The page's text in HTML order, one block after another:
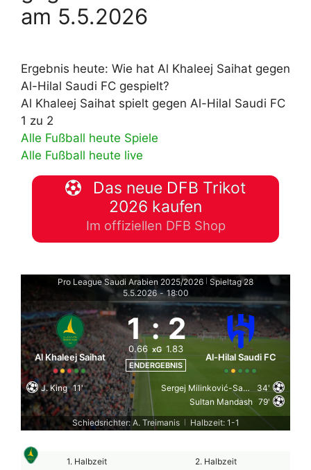
am 5.5.2026
Ergebnis heute: Wie hat Al Khaleej Saihat gegen
Al-Hilal Saudi FC gespielt?
Al Khaleej Saihat spielt gegen Al-Hilal Saudi FC
1 zu 2
Alle Fußball heute Spiele
Alle Fußball heute live
Das neue DFB Trikot
2026 kaufen
Im offiziellen DFB Shop
Pro League Saudi Arabien 2025/2026 Spieltag 28
5.5.2026 - 18:00
Al Khaleej Saihat
1 : 2
0.66 xG 1.83
ENDERGEBNIS
Al-Hilal Saudi FC
J. King 11' Sergej Milinković-Savić
34'
Sultan Mandash 79'
Schiedsrichter: A. Treimanis
Halbzeit: 1-1
1. Halbzeit 2. Halbzeit